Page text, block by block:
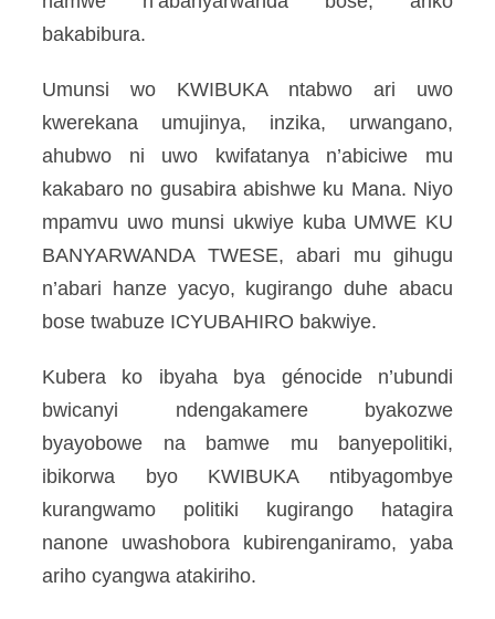
bakabibura.
Umunsi wo KWIBUKA ntabwo ari uwo
kwerekana umujinya, inzika, urwangano,
ahubwo ni uwo kwifatanya n’abiciwe mu
kakabaro no gusabira abishwe ku Mana. Niyo
mpamvu uwo munsi ukwiye kuba UMWE KU
BANYARWANDA TWESE, abari mu gihugu
n’abari hanze yacyo, kugirango duhe abacu
bose twabuze ICYUBAHIRO bakwiye.
Kubera ko ibyaha bya génocide n’ubundi
bwicanyi ndengakamere byakozwe
byayobowe na bamwe mu banyepolitiki,
ibikorwa byo KWIBUKA ntibyagombye
kurangwamo politiki kugirango hatagira
nanone uwashobora kubirenganiramo, yaba
ariho cyangwa atakiriho.